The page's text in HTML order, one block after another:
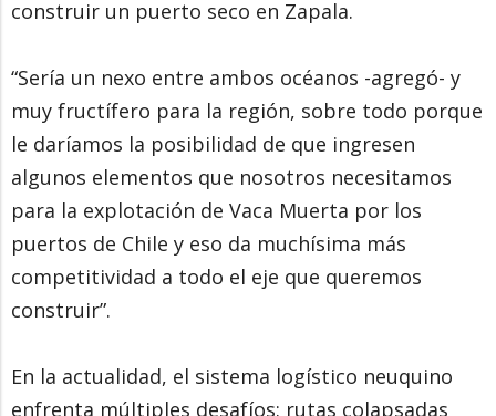
construir un puerto seco en Zapala.
“Sería un nexo entre ambos océanos -agregó- y
muy fructífero para la región, sobre todo porque
le daríamos la posibilidad de que ingresen
algunos elementos que nosotros necesitamos
para la explotación de Vaca Muerta por los
puertos de Chile y eso da muchísima más
competitividad a todo el eje que queremos
construir”.
En la actualidad, el sistema logístico neuquino
enfrenta múltiples desafíos: rutas colapsadas